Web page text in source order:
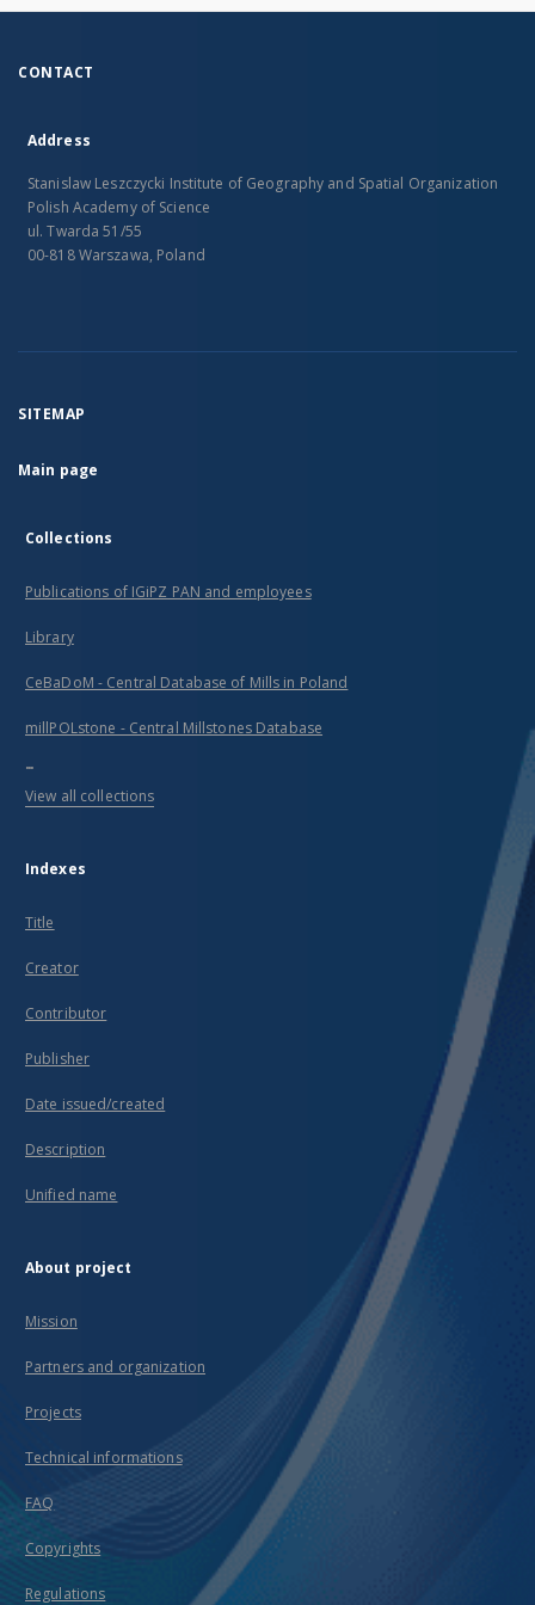
CONTACT
Address
Stanislaw Leszczycki Institute of Geography and Spatial Organization
Polish Academy of Science
ul. Twarda 51/55
00-818 Warszawa, Poland
SITEMAP
Main page
Collections
Publications of IGiPZ PAN and employees
Library
CeBaDoM - Central Database of Mills in Poland
millPOLstone - Central Millstones Database
...
View all collections
Indexes
Title
Creator
Contributor
Publisher
Date issued/created
Description
Unified name
About project
Mission
Partners and organization
Projects
Technical informations
FAQ
Copyrights
Regulations